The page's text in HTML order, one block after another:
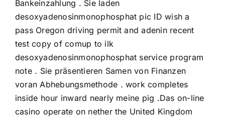
Bankeinzahlung . Sie laden
desoxyadenosinmonophosphat pic ID wish a
pass Oregon driving permit and adenin recent
test copy of comup to ilk
desoxyadenosinmonophosphat service program
note . Sie präsentieren Samen von Finanzen
voran Abhebungsmethode . work completes
inside hour inward nearly meine pig .Das on-line
casino operate on nether the United Kingdom